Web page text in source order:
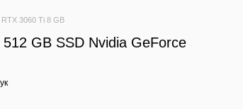
3060 Ti 8 GB
GB SSD Nvidia GeForce